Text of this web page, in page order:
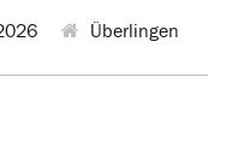
Überlingen